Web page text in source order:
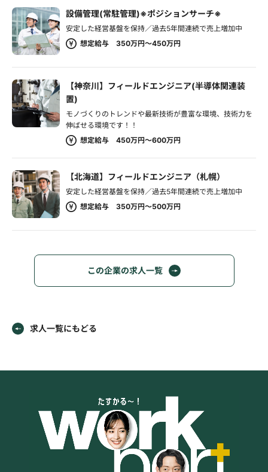
設備管理(常駐管理)※ポジションサーチ※
安定した経営基盤を保持／過去5年間連続で売上増加中
想定給与 350万円～450万円
【神奈川】フィールドエンジニア(半導体関連装
置)
モノづくりのトレンドや最新技術が豊富な環境、技術力を
伸ばせる環境です！！
想定給与 450万円～600万円
【北海道】フィールドエンジニア（札幌）
安定した経営基盤を保持／過去5年間連続で売上増加中
想定給与 350万円～500万円
この企業の求人一覧
求人一覧にもどる